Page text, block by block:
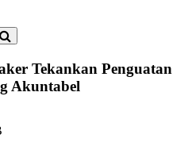
Tekankan Penguatan
Akuntabel